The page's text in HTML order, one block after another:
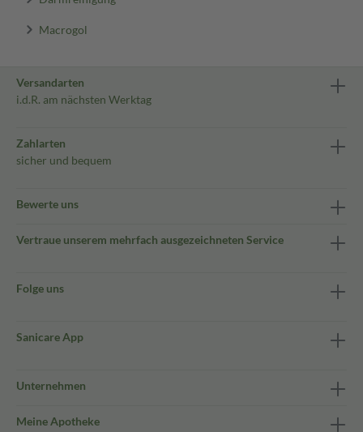
Macrogol
Versandarten
i.d.R. am nächsten Werktag
Zahlarten
sicher und bequem
Bewerte uns
Vertraue unserem mehrfach ausgezeichneten Service
Folge uns
Sanicare App
Unternehmen
Meine Apotheke